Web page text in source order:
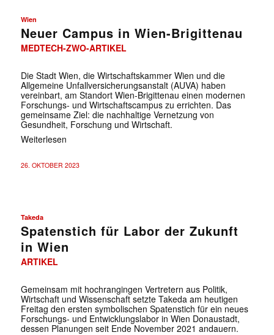
Wien
Neuer Campus in Wien-Brigittenau
MEDTECH-ZWO-ARTIKEL
Die Stadt Wien, die Wirtschaftskammer Wien und die
Allgemeine Unfallversicherungsanstalt (AUVA) haben
vereinbart, am Standort Wien-Brigittenau einen modernen
Forschungs- und Wirtschaftscampus zu errichten. Das
gemeinsame Ziel: die nachhaltige Vernetzung von
Gesundheit, Forschung und Wirtschaft.
Weiterlesen
26. OKTOBER 2023
Takeda
Spatenstich für Labor der Zukunft
in Wien
ARTIKEL
Gemeinsam mit hochrangingen Vertretern aus Politik,
Wirtschaft und Wissenschaft setzte Takeda am heutigen
Freitag den ersten symbolischen Spatenstich für ein neues
Forschungs- und Entwicklungslabor in Wien Donaustadt,
dessen Planungen seit Ende November 2021 andauern.